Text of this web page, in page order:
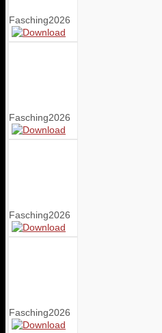
Fasching2026
Fasching2026
Fasching2026
Fasching2026